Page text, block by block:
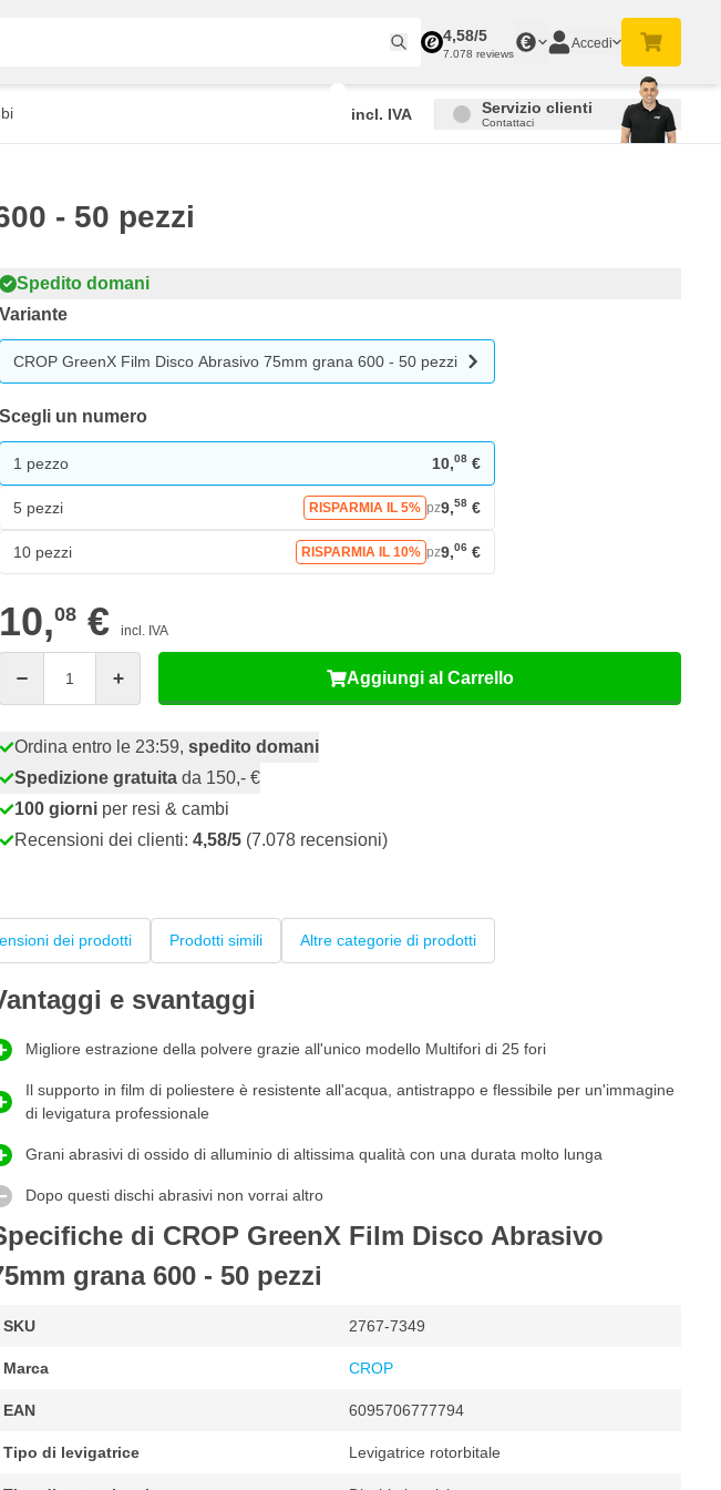
4,58/5
7.078 reviews
€ Accedi
incl. IVA Servizio clienti
Contattaci
- 50 pezzi
Spedito domani
Variante
CROP GreenX Film Disco Abrasivo 75mm grana 600 - 50 pezzi
Scegli un numero
1 pezzo 10,08 €
5 pezzi RISPARMIA IL 5% pz9,58 €
10 pezzi RISPARMIA IL 10% pz9,06 €
10,08 € incl. IVA
Aggiungi al Carrello
Ordina entro le 23:59, spedito domani
Spedizione gratuita da 150,- €
100 giorni per resi & cambi
Recensioni dei clienti: 4,58/5 (7.078 recensioni)
dei prodotti Prodotti simili Altre categorie di prodotti
e svantaggi
Migliore estrazione della polvere grazie all'unico modello Multifori di 25 fori
Il supporto in film di poliestere è resistente all'acqua, antistrappo e flessibile per un'immagine
di levigatura professionale
Grani abrasivi di ossido di alluminio di altissima qualità con una durata molto lunga
Dopo questi dischi abrasivi non vorrai altro
di CROP GreenX Film Disco Abrasivo
grana 600 - 50 pezzi
SKU 2767-7349
Marca CROP
EAN 6095706777794
Tipo di levigatrice Levigatrice rotorbitale